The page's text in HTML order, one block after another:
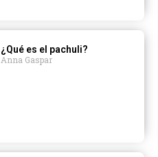
¿Qué es el pachuli?
Anna Gaspar